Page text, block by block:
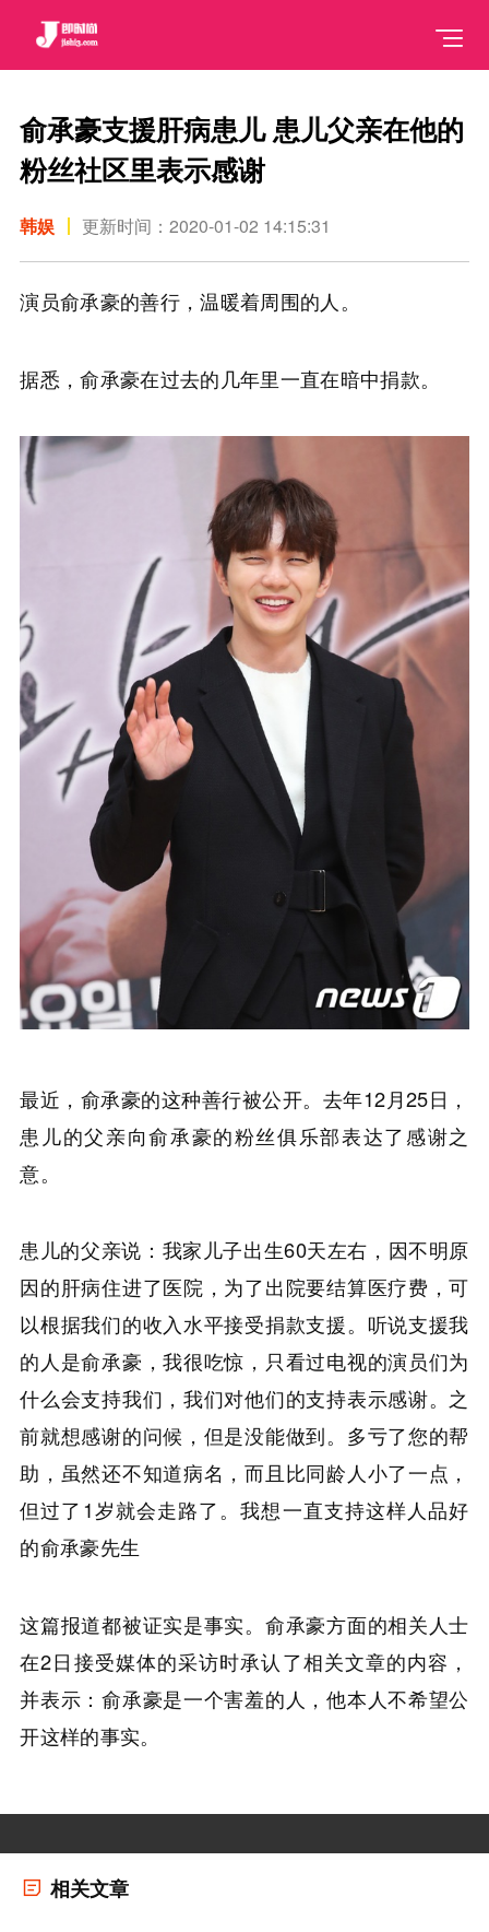
俞承豪支援肝病患儿 患儿父亲在他的
粉丝社区里表示感谢
韩娱 更新时间：2020-01-02 14:15:31
演员俞承豪的善行，温暖着周围的人。
据悉，俞承豪在过去的几年里一直在暗中捐款。
最近，俞承豪的这种善行被公开。去年12月25日，
患儿的父亲向俞承豪的粉丝俱乐部表达了感谢之
意。
患儿的父亲说：我家儿子出生60天左右，因不明原
因的肝病住进了医院，为了出院要结算医疗费，可
以根据我们的收入水平接受捐款支援。听说支援我
的人是俞承豪，我很吃惊，只看过电视的演员们为
什么会支持我们，我们对他们的支持表示感谢。之
前就想感谢的问候，但是没能做到。多亏了您的帮
助，虽然还不知道病名，而且比同龄人小了一点，
但过了1岁就会走路了。我想一直支持这样人品好
的俞承豪先生
这篇报道都被证实是事实。俞承豪方面的相关人士
在2日接受媒体的采访时承认了相关文章的内容，
并表示：俞承豪是一个害羞的人，他本人不希望公
开这样的事实。
相关文章